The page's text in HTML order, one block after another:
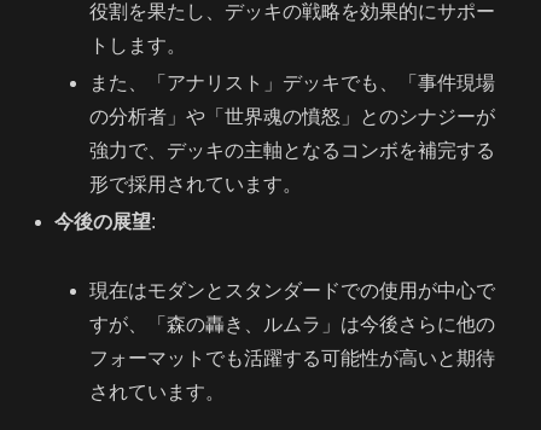
役割を果たし、デッキの戦略を効果的にサポー
トします。
また、「アナリスト」デッキでも、「事件現場
の分析者」や「世界魂の憤怒」とのシナジーが
強力で、デッキの主軸となるコンボを補完する
形で採用されています。
今後の展望:
現在はモダンとスタンダードでの使用が中心で
すが、「森の轟き、ルムラ」は今後さらに他の
フォーマットでも活躍する可能性が高いと期待
されています。